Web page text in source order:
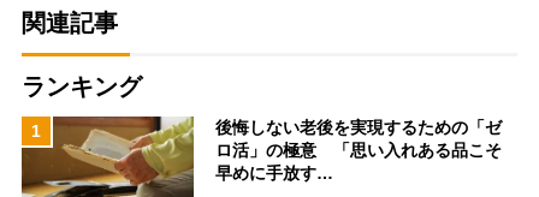
関連記事
ランキング
1
後悔しない老後を実現するための「ゼ
ロ活」の極意 「思い入れある品こそ
早めに手放す…